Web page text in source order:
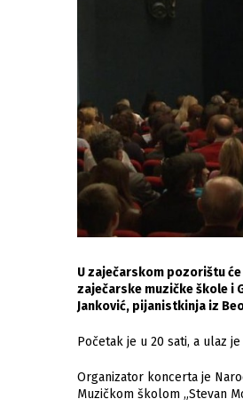
U zaječarskom pozorištu će
zaječarske muzičke škole i
Janković, pijanistkinja iz
Početak je u 20 sati, a ulaz
Organizator koncerta je
Muzičkom školom „Stevan